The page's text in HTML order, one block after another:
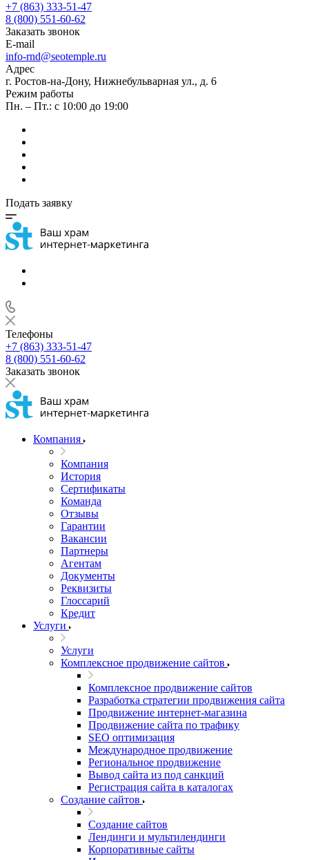
+7 (863) 333-51-47
8 (800) 551-60-62
Заказать звонок
E-mail
info-rnd@seotemple.ru
Адрес
г. Ростов-на-Дону, Нижнебульварная ул., д. 6
Режим работы
Пн. – Пт.: с 10:00 до 19:00
Подать заявку
Телефоны
+7 (863) 333-51-47
8 (800) 551-60-62
Заказать звонок
Компания
Компания
История
Сертификаты
Команда
Отзывы
Гарантии
Вакансии
Партнеры
Агентам
Документы
Реквизиты
Глоссарий
Кредит
Услуги
Услуги
Комплексное продвижение сайтов
Комплексное продвижение сайтов
Разработка стратегии продвижения сайта
Продвижение интернет-магазина
Продвижение сайта по трафику
SEO оптимизация
Международное продвижение
Региональное продвижение
Вывод сайта из под санкций
Регистрация сайта в каталогах
Создание сайтов
Создание сайтов
Лендинги и мультилендинги
Корпоративные сайты